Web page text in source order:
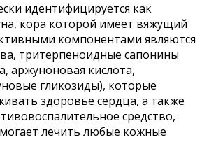
идентифицируется как
кора которой имеет вяжущий
компонентами являются
тритерпеноидные сапонины
аржуноновая кислота,
гликозиды), которые
здоровье сердца, а также
средство,
лечить любые кожные